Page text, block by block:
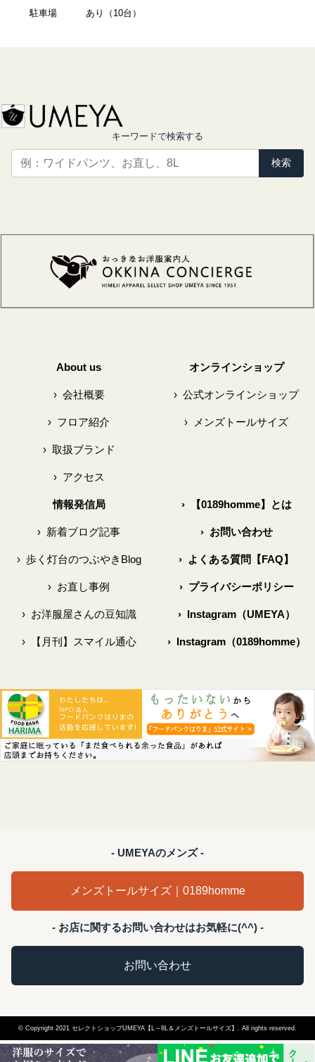
駐車場 あり（10台）
キーワードで検索する
検索
About us
›会社概要
› フロア紹介
›取扱ブランド
›アクセス
オンラインショップ
› 公式オンラインショップ
› メンズトールサイズ
情報発信局
› 新着ブログ記事
›歩く灯台のつぶやきBlog
› お直し事例
›お洋服屋さんの豆知識
›【月刊】スマイル通心
›【0189homme】とは
›お問い合わせ
› よくある質問【FAQ】
›プライバシーポリシー
›Instagram（UMEYA）
›Instagram（0189homme）
- UMEYAのメンズ -
メンズトールサイズ｜0189homme
- お店に関するお問い合わせはお気軽に(^^) -
お問い合わせ
© Copyright 2021 セレクトショップUMEYA【L～8L＆メンズトールサイズ】. All rights reserved.